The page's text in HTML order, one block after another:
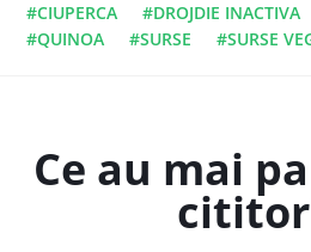
#CIUPERCA #DROJDIE INACTIVA
#QUINOA
#SURSE #SURSE
Ce au mai